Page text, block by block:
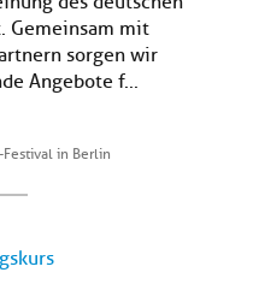
Gemeinsam mit
sorgen wir
Angebote f...
Festival in Berlin